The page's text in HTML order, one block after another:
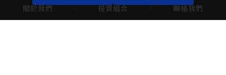
關於我們 投資組合 聯絡我們